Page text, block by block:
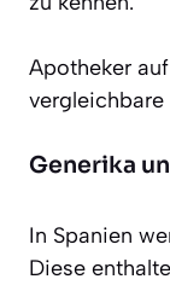
Apotheker
vergleichbare
Generika
In Spanien
Diese